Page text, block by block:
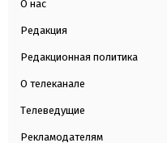
О нас
Редакция
Редакционная политика
О телеканале
Телеведущие
Рекламодателям